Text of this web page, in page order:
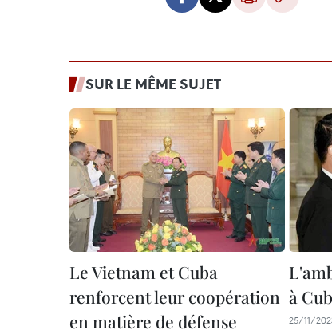
SUR LE MÊME SUJET
Le Vietnam et Cuba
renforcent leur coopération
en matière de défense
à
25/11/